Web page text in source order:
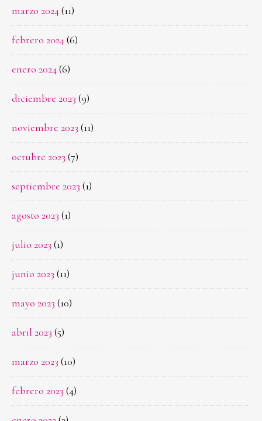
marzo 2024(11)
febrero 2024(6)
enero 2024(6)
diciembre 2023 (9)
noviembre 2023 (11)
octubre 2023 (7)
septiembre 2023 (1)
agosto 2023 (1)
julio 2023 (1)
junio 2023 (11)
mayo 2023 (10)
abril 2023 (5)
marzo 2023 (10)
febrero 2023 (4)